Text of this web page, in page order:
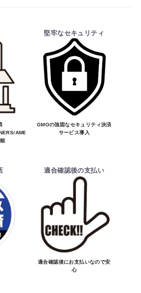
ける
、メーカーに適合確認を行
・送料及び納期の正式なご連
決済となっております。
文後に適合確認を行い、適
キャンセル可能です。
ー品のため予告無く価格が
ります。
く生産及び販売不可となる
りません。
場合は、一旦ご注文のお手
します。
ーカー確認を行い、商品が愛
確認してから決済となりま
AMEX）、
堅牢なセキュリティ
GMOの強固なセキュリティ決済
サービス導入
適合確認後の支払い
適合確認後にお支払いなので安
心